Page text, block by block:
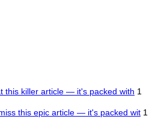
this killer article — it's packed with 1
this epic article — it's packed wit 1